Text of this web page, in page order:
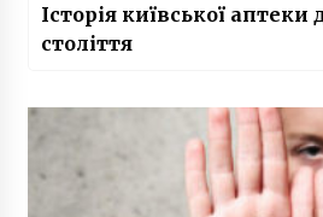
Історія київської
століття